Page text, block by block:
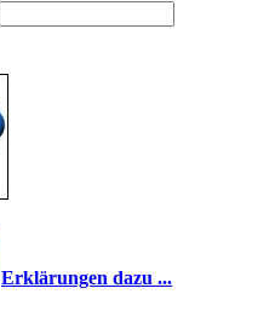
Erklärungen dazu ...